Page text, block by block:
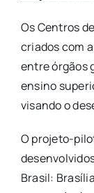
Os Centros
criados com
entre órgãos
ensino
visando o
O projeto-
Brasil: